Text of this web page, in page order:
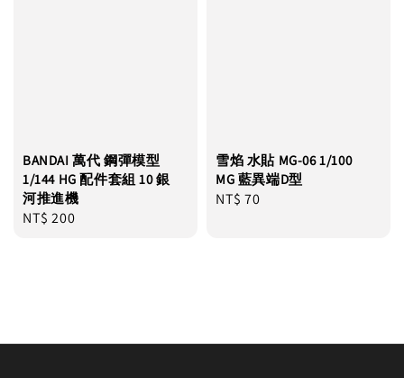
BANDAI 萬代 鋼彈模型
1/144 HG 配件套組 10 銀
河推進機
Regular
NT$ 200
雪焰 水貼 MG-06 1/100
MG 藍異端D型
Regular
NT$ 70